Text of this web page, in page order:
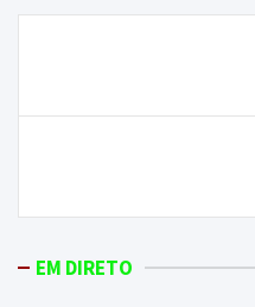
artigos
EM DIRETO